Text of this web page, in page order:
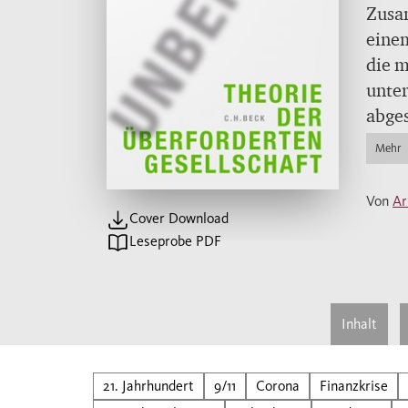
Cover Download
Leseprobe PDF
die
sind
Mehr
Von
Inhalt
21. Jahrhundert 9/11 Corona
Finanzkrise